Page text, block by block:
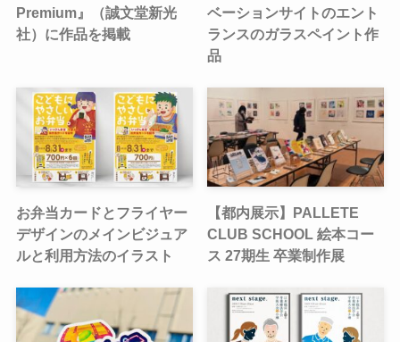
Premium』（誠文堂新光
社）に作品を掲載
ベーションサイトのエント
ランスのガラスペイント作
品
お弁当カードとフライヤー
デザインのメインビジュア
ルと利用方法のイラスト
【都内展示】PALLETE
CLUB SCHOOL 絵本コー
ス 27期生 卒業制作展